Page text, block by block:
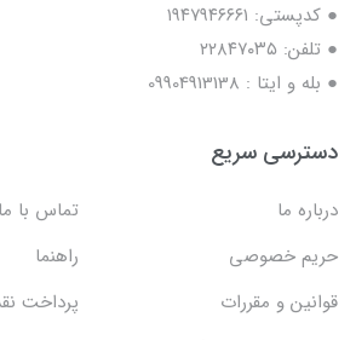
● کدپستی: ۱۹۴۷۹۴۶۶۶۱
● تلفن: ٢٢٨۴٧۰۳۵
● بله و ایتا : 09904913138
دسترسی سریع
درباره ما
تماس با ما
حریم خصوصی
راهنما
قوانین و مقررات
پرداخت